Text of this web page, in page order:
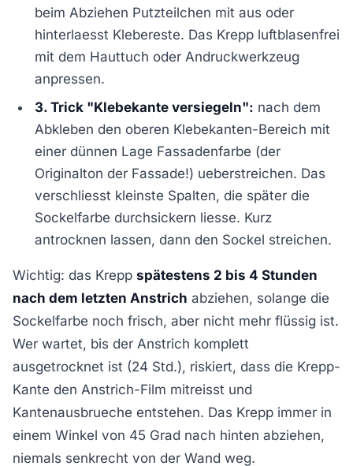
beim Abziehen Putzteilchen mit aus oder
hinterlaesst Klebereste. Das Krepp luftblasenfrei
mit dem Hauttuch oder Andruckwerkzeug
anpressen.
3. Trick "Klebekante versiegeln": nach dem
Abkleben den oberen Klebekanten-Bereich mit
einer dünnen Lage Fassadenfarbe (der
Originalton der Fassade!) ueberstreichen. Das
verschliesst kleinste Spalten, die später die
Sockelfarbe durchsickern liesse. Kurz
antrocknen lassen, dann den Sockel streichen.
Wichtig: das Krepp spätestens 2 bis 4 Stunden
nach dem letzten Anstrich abziehen, solange die
Sockelfarbe noch frisch, aber nicht mehr flüssig ist.
Wer wartet, bis der Anstrich komplett
ausgetrocknet ist (24 Std.), riskiert, dass die Krepp-
Kante den Anstrich-Film mitreisst und
Kantenausbrueche entstehen. Das Krepp immer in
einem Winkel von 45 Grad nach hinten abziehen,
niemals senkrecht von der Wand weg.